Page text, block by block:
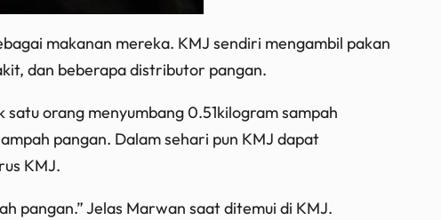
makanan mereka. KMJ sendiri mengambil pakan
dan beberapa distributor pangan.
orang menyumbang 0.51kilogram sampah
pangan. Dalam sehari pun KMJ dapat
KMJ.
pangan.” Jelas Marwan saat ditemui di KMJ.